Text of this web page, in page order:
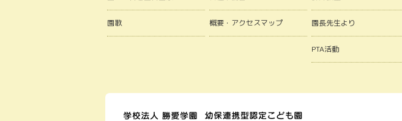
園歌 概要・アクセスマップ 園長先生より
PTA活動